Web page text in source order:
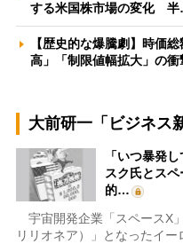
する米国株市場の変化
【歴史的な爆騰劇】時価
高」「制限値幅拡大」の
大前研一「ビジネス
「いつ暴発
スク氏とス
的…
宇宙開発企業「スペースX
リリオネア）」となったイ